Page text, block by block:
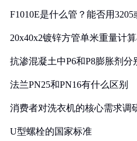
F1010E是什么管？能否用3205
20x40x2镀锌方管单米重量计
抗渗混凝土中P6和P8膨胀剂分
法兰PN25和PN16有什么区别
消费者对洗衣机的核心需求调
U型螺栓的国家标准